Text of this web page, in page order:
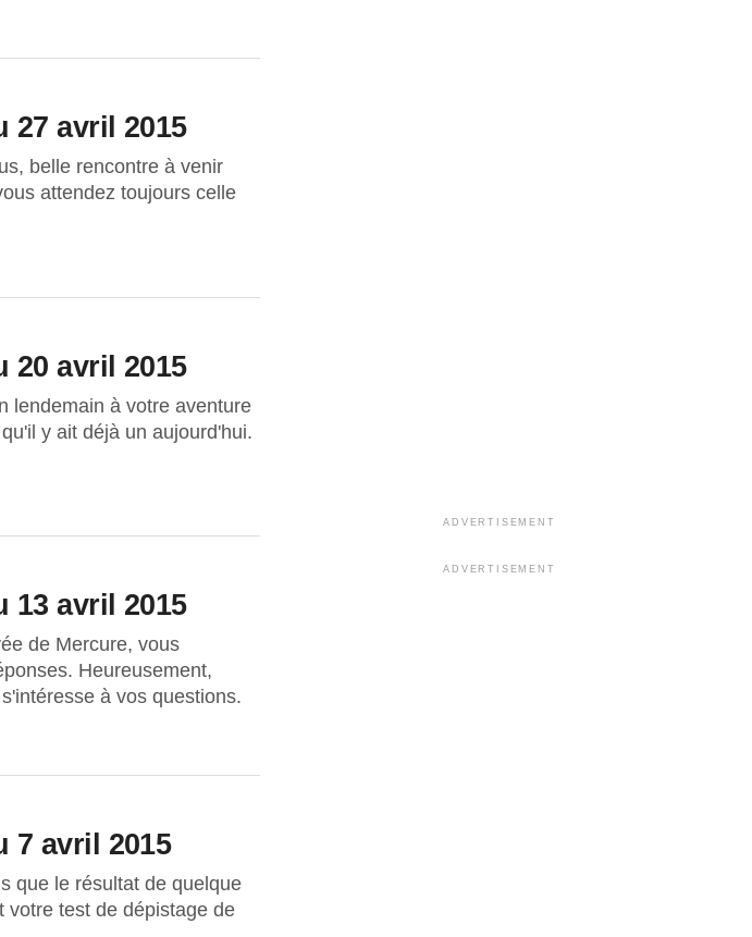
27 avril 2015
belle rencontre à venir
attendez toujours celle
20 avril 2015
lendemain à votre aventure
y ait déjà un aujourd'hui.
13 avril 2015
de Mercure, vous
Heureusement,
à vos questions.
7 avril 2015
que le résultat de quelque
votre test de dépistage de
ADVERTISEMENT
ADVERTISEMENT